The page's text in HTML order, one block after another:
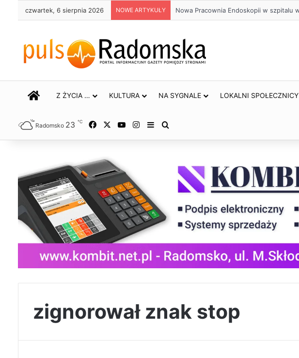
czwartek, 6 sierpnia 2026 NOWE ARTYKUŁY
STRONA GŁÓWNA
Z ŻYCIA … KULTURA NA SYGNALE LOKALNI SPOŁECZNICY
Radomsko 23 ℃ Facebook YouTubeInstagram
Sidebar
zignorował znak stop